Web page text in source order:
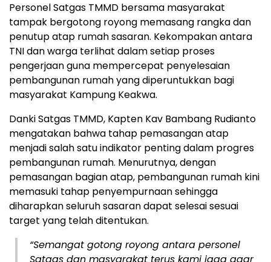
Personel Satgas TMMD bersama masyarakat
tampak bergotong royong memasang rangka dan
penutup atap rumah sasaran. Kekompakan antara
TNI dan warga terlihat dalam setiap proses
pengerjaan guna mempercepat penyelesaian
pembangunan rumah yang diperuntukkan bagi
masyarakat Kampung Keakwa.
Danki Satgas TMMD, Kapten Kav Bambang Rudianto
mengatakan bahwa tahap pemasangan atap
menjadi salah satu indikator penting dalam progres
pembangunan rumah. Menurutnya, dengan
pemasangan bagian atap, pembangunan rumah kini
memasuki tahap penyempurnaan sehingga
diharapkan seluruh sasaran dapat selesai sesuai
target yang telah ditentukan.
“Semangat gotong royong antara personel